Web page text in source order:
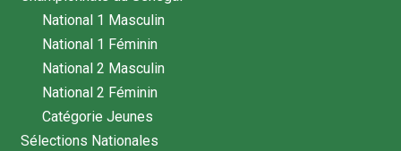
National 1 Masculin
National 1 Féminin
National 2 Masculin
National 2 Féminin
Catégorie Jeunes
Sélections Nationales